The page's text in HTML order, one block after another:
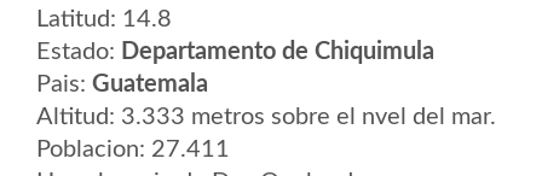
Latitud: 14.8
Estado: Departamento de Chiquimula
Pais: Guatemala
Altitud: 3.333 metros sobre el nvel del mar.
Poblacion: 27.411